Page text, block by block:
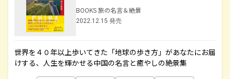
BOOKS 旅の名言＆絶景
2022.12.15 発売
世界を４０年以上歩いてきた「地球の歩き方」があなたにお届
けする、人生を輝かせる中国の名言と癒やしの絶景集